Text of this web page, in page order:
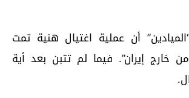
أن عملية اغتيال هنية تمت
خارج إيران”. فيما لم تتبن بعد أية